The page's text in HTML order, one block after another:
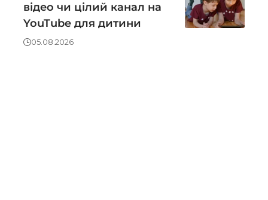
відео чи цілий канал на
YouTube для дитини
05.08.2026